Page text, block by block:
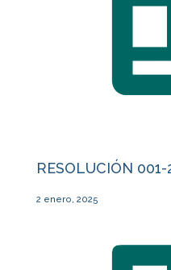
RESOLUCIÓN 001-
2 enero, 2025